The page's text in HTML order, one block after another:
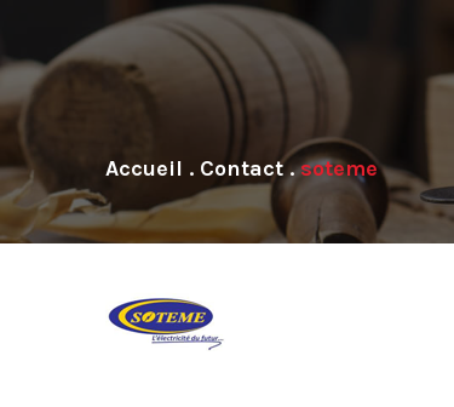
. Contact . soteme